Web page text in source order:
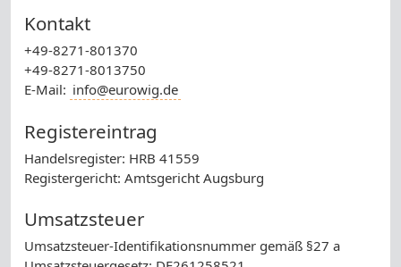
Kontakt
+49-8271-801370
+49-8271-8013750
E-Mail: info@eurowig.de
Registereintrag
Handelsregister: HRB 41559
Registergericht: Amtsgericht Augsburg
Umsatzsteuer
Umsatzsteuer-Identifikationsnummer gemäß §27 a